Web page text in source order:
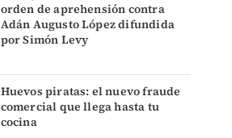
orden de aprehensión contra
Adán Augusto López difundida
por Simón Levy
Huevos piratas: el nuevo fraude
comercial que llega hasta tu
cocina